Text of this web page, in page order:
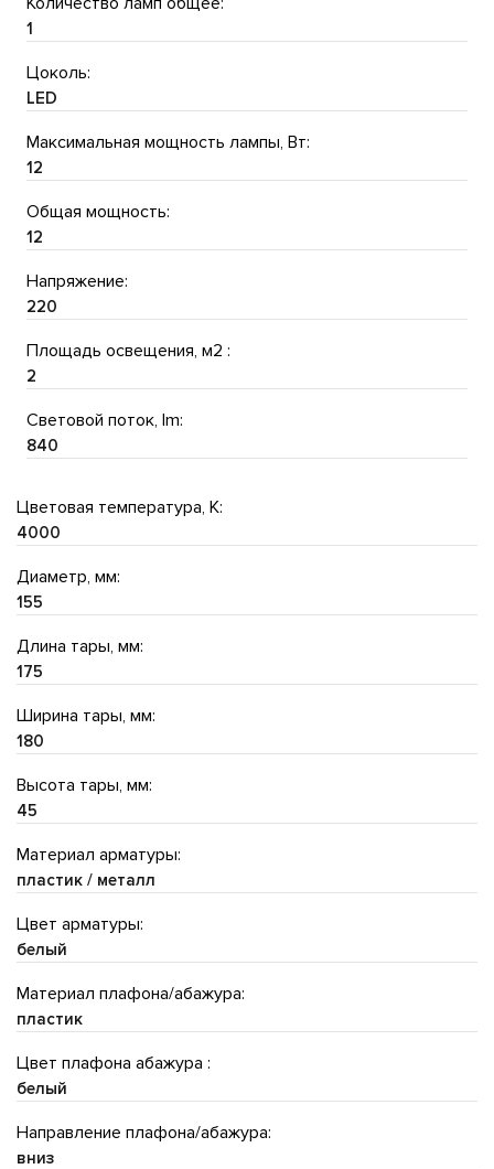
1
Цоколь:
LED
Максимальная мощность лампы, Вт:
12
Общая мощность:
12
Напряжение:
220
Площадь освещения, м2 :
2
Световой поток, lm:
840
Цветовая температура, K:
4000
Диаметр, мм:
155
Длина тары, мм:
175
Ширина тары, мм:
180
Высота тары, мм:
45
Материал арматуры:
пластик / металл
Цвет арматуры:
белый
Материал плафона/абажура:
пластик
Цвет плафона абажура :
белый
Направление плафона/абажура:
вниз